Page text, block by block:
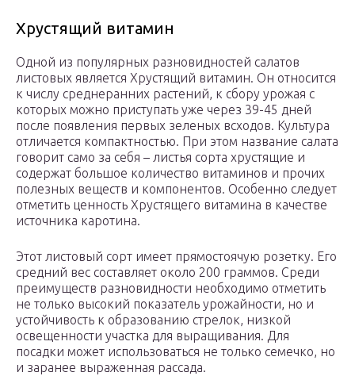
Хрустящий витамин
Одной из популярных разновидностей салатов
листовых является Хрустящий витамин. Он относится
к числу среднеранних растений, к сбору урожая с
которых можно приступать уже через 39-45 дней
после появления первых зеленых всходов. Культура
отличается компактностью. При этом название салата
говорит само за себя – листья сорта хрустящие и
содержат большое количество витаминов и прочих
полезных веществ и компонентов. Особенно следует
отметить ценность Хрустящего витамина в качестве
источника каротина.
Этот листовый сорт имеет прямостоячую розетку. Его
средний вес составляет около 200 граммов. Среди
преимуществ разновидности необходимо отметить
не только высокий показатель урожайности, но и
устойчивость к образованию стрелок, низкой
освещенности участка для выращивания. Для
посадки может использоваться не только семечко, но
и заранее выраженная рассада.